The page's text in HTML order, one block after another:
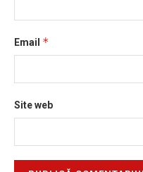
Email *
Site web